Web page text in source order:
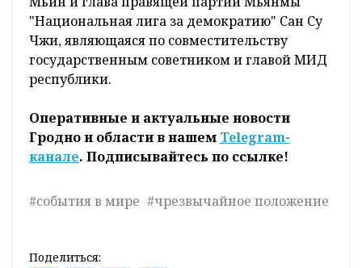
"Национальная лига за демократию" Сан Су
Чжи, являющаяся по совместительству
государственным советником и главой МИД
республики.
Оперативные и актуальные новости
Гродно и области в нашем Telegram-
канале. Подписывайтесь по ссылке!
#события в мире #чрезвычайное положение
Поделиться: